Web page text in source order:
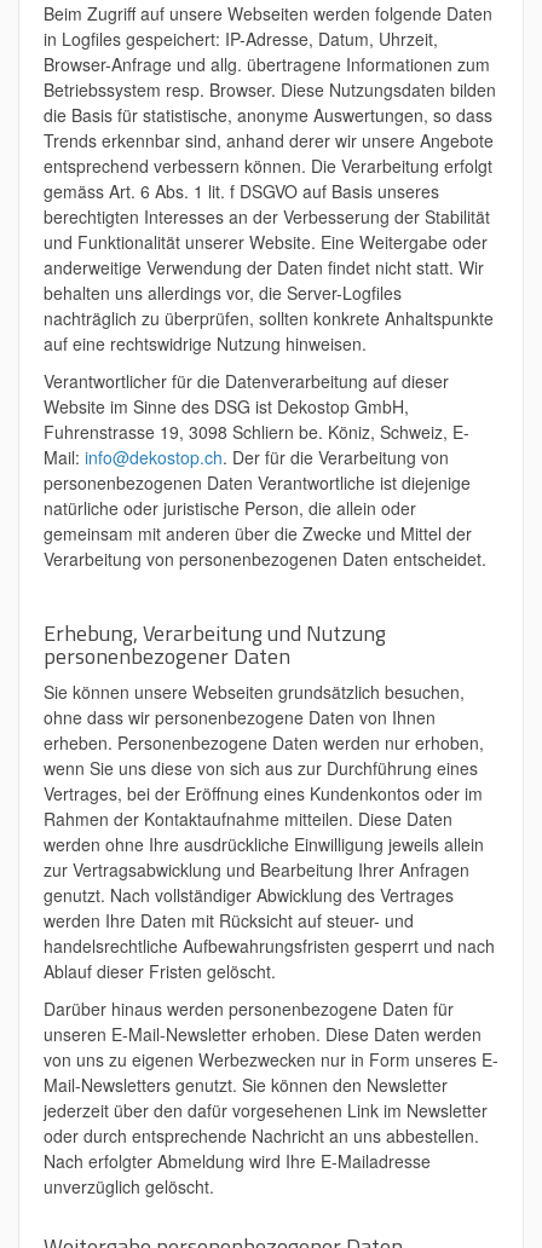
Beim Zugriff auf unsere Webseiten werden folgende Daten
in Logfiles gespeichert: IP-Adresse, Datum, Uhrzeit,
Browser-Anfrage und allg. übertragene Informationen zum
Betriebssystem resp. Browser. Diese Nutzungsdaten bilden
die Basis für statistische, anonyme Auswertungen, so dass
Trends erkennbar sind, anhand derer wir unsere Angebote
entsprechend verbessern können. Die Verarbeitung erfolgt
gemäss Art. 6 Abs. 1 lit. f DSGVO auf Basis unseres
berechtigten Interesses an der Verbesserung der Stabilität
und Funktionalität unserer Website. Eine Weitergabe oder
anderweitige Verwendung der Daten findet nicht statt. Wir
behalten uns allerdings vor, die Server-Logfiles
nachträglich zu überprüfen, sollten konkrete Anhaltspunkte
auf eine rechtswidrige Nutzung hinweisen.
Verantwortlicher für die Datenverarbeitung auf dieser
Website im Sinne des DSG ist Dekostop GmbH,
Fuhrenstrasse 19, 3098 Schliern be. Köniz, Schweiz, E-
Mail: info@dekostop.ch. Der für die Verarbeitung von
personenbezogenen Daten Verantwortliche ist diejenige
natürliche oder juristische Person, die allein oder
gemeinsam mit anderen über die Zwecke und Mittel der
Verarbeitung von personenbezogenen Daten entscheidet.
Erhebung, Verarbeitung und Nutzung
personenbezogener Daten
Sie können unsere Webseiten grundsätzlich besuchen,
ohne dass wir personenbezogene Daten von Ihnen
erheben. Personenbezogene Daten werden nur erhoben,
wenn Sie uns diese von sich aus zur Durchführung eines
Vertrages, bei der Eröffnung eines Kundenkontos oder im
Rahmen der Kontaktaufnahme mitteilen. Diese Daten
werden ohne Ihre ausdrückliche Einwilligung jeweils allein
zur Vertragsabwicklung und Bearbeitung Ihrer Anfragen
genutzt. Nach vollständiger Abwicklung des Vertrages
werden Ihre Daten mit Rücksicht auf steuer- und
handelsrechtliche Aufbewahrungsfristen gesperrt und nach
Ablauf dieser Fristen gelöscht.
Darüber hinaus werden personenbezogene Daten für
unseren E-Mail-Newsletter erhoben. Diese Daten werden
von uns zu eigenen Werbezwecken nur in Form unseres E-
Mail-Newsletters genutzt. Sie können den Newsletter
jederzeit über den dafür vorgesehenen Link im Newsletter
oder durch entsprechende Nachricht an uns abbestellen.
Nach erfolgter Abmeldung wird Ihre E-Mailadresse
unverzüglich gelöscht.